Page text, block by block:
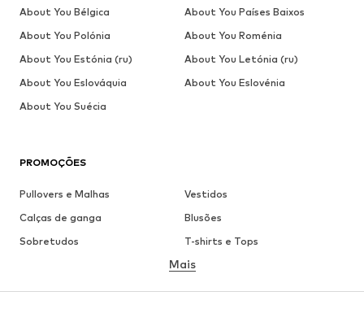
PROMOÇÕES
Pullovers e Malhas
Vestidos
Calças de ganga
Blusões
Sobretudos
T-shirts e Tops
Roupa interior
Mais
About You Bélgica
About You Países Baixos
About You Polónia
About You Roménia
About You Estónia (ru)
About You Letónia (ru)
About You Eslováquia
About You Eslovénia
About You Suécia